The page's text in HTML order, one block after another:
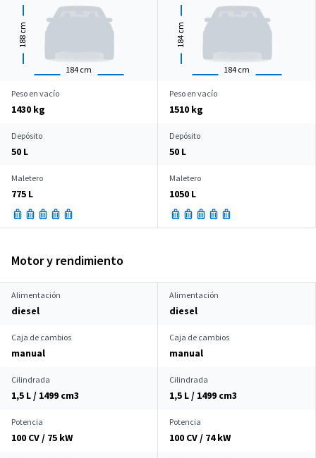
184 cm
188
cm
184 cm
184
cm
Peso en vacío
1430 kg
Peso en vacío
1510 kg
Depósito
50 L
Depósito
50 L
Maletero
775 L
Maletero
1050 L
Motor y rendimiento
Alimentación
diesel
Alimentación
diesel
Caja de cambios
manual
Caja de cambios
manual
Cilindrada
1,5 L / 1499 cm3
Cilindrada
1,5 L / 1499 cm3
Potencia
100 CV / 75 kW
Potencia
100 CV / 74 kW